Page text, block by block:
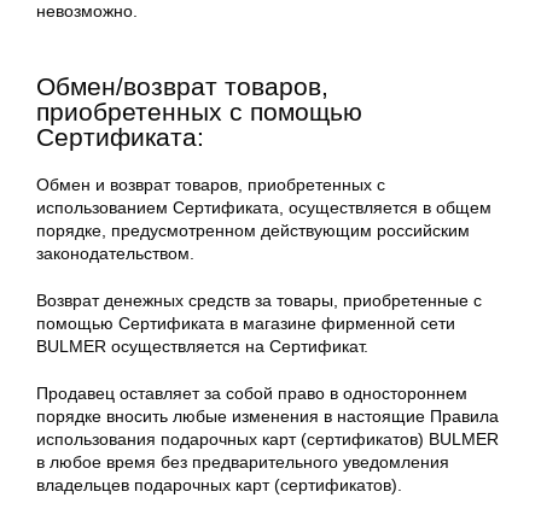
невозможно.
Обмен/возврат товаров,
приобретенных с помощью
Сертификата:
Обмен и возврат товаров, приобретенных с
использованием Сертификата, осуществляется в общем
порядке, предусмотренном действующим российским
законодательством.
Возврат денежных средств за товары, приобретенные с
помощью Сертификата в магазине фирменной сети
BULMER осуществляется на Сертификат.
Продавец оставляет за собой право в одностороннем
порядке вносить любые изменения в настоящие Правила
использования подарочных карт (сертификатов) BULMER
в любое время без предварительного уведомления
владельцев подарочных карт (сертификатов).